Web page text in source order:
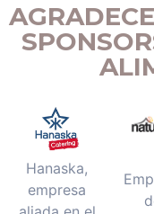
Hanaska,
empresa